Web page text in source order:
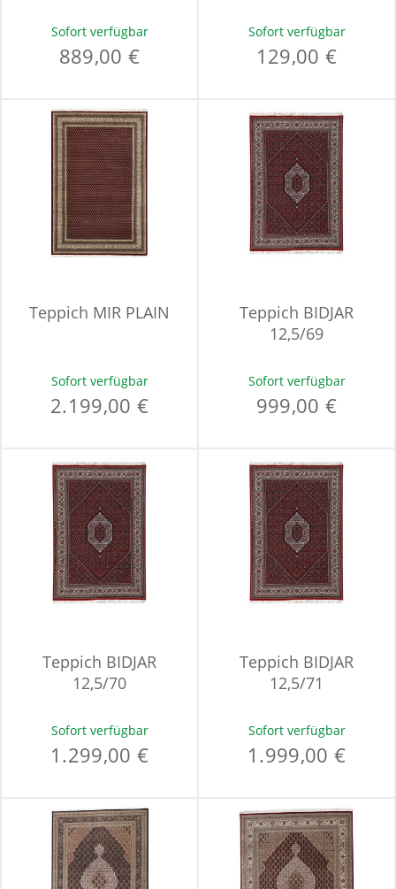
Sofort verfügbar
889,00 €
Sofort verfügbar
129,00 €
Teppich MIR PLAIN
Sofort verfügbar
2.199,00 €
Teppich BIDJAR
12,5/69
Sofort verfügbar
999,00 €
Teppich BIDJAR
12,5/70
Sofort verfügbar
1.299,00 €
Teppich BIDJAR
12,5/71
Sofort verfügbar
1.999,00 €